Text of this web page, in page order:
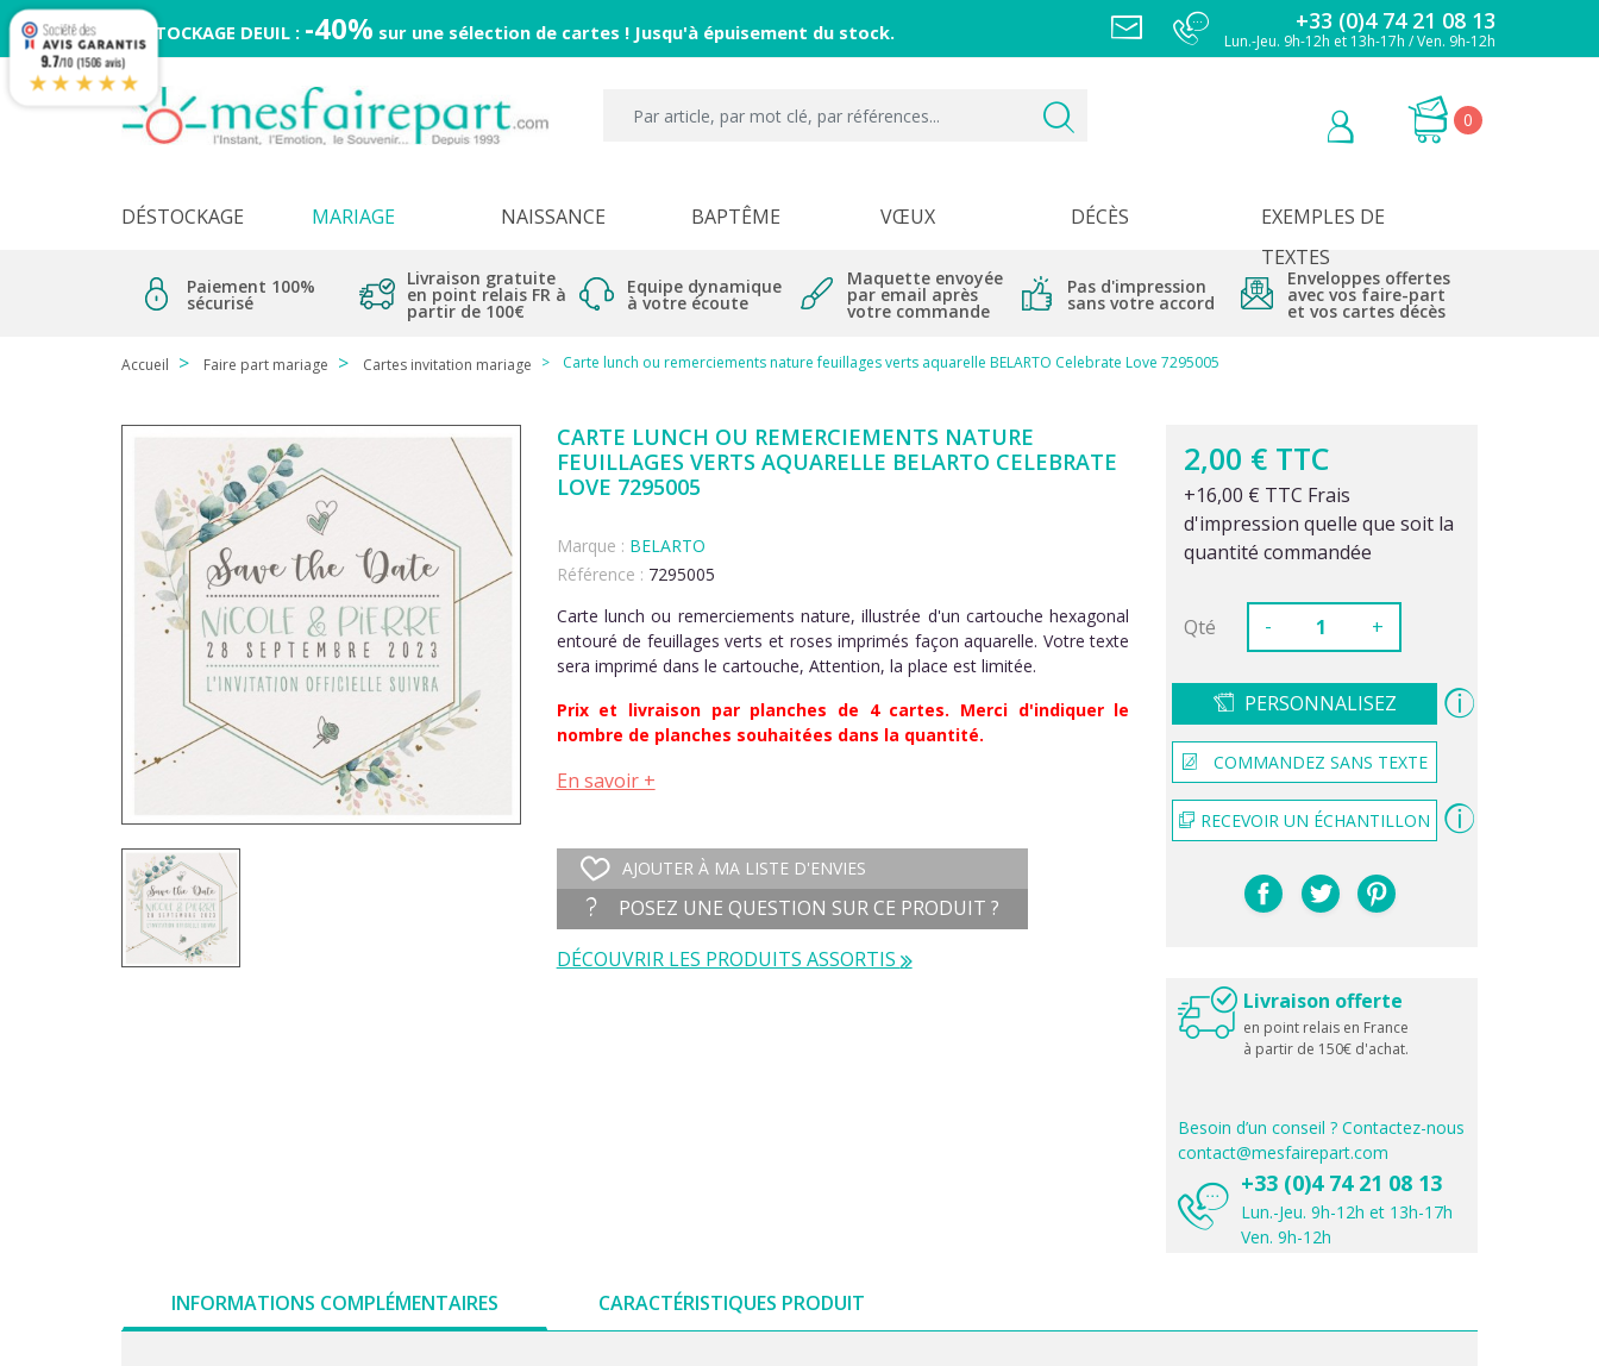
DESTOCKAGE DEUIL : -40% sur une sélection de cartes ! Jusqu'à épuisement du stock. +33 (0)4 74 21 08 13
Lun.-Jeu. 9h-12h et 13h-17h / Ven. 9h-12h
0
DÉSTOCKAGE MARIAGE NAISSANCE BAPTÊME VŒUX DÉCÈS
EXEMPLES DE
TEXTES
Paiement 100%
sécurisé
Livraison gratuite
en point relais FR à
partir de 100€
Equipe dynamique
à votre écoute
Maquette envoyée
par email après
votre commande
Pas d'impression
sans votre accord
Enveloppes offertes
avec vos faire-part
et vos cartes décès
Accueil Faire part mariage Cartes invitation mariage Carte lunch ou remerciements nature feuillages verts aquarelle BELARTO Celebrate Love 7295005
CARTE LUNCH OU REMERCIEMENTS NATURE
FEUILLAGES VERTS AQUARELLE BELARTO CELEBRATE
LOVE 7295005
Marque : BELARTO
Référence : 7295005
Carte lunch ou remerciements nature, illustrée d'un cartouche hexagonal
entouré de feuillages verts et roses imprimés façon aquarelle. Votre texte
sera imprimé dans le cartouche, Attention, la place est limitée.
Prix et livraison par planches de 4 cartes. Merci d'indiquer le
nombre de planches souhaitées dans la quantité.
En savoir +
AJOUTER À MA LISTE D'ENVIES
POSEZ UNE QUESTION SUR CE PRODUIT ?
DÉCOUVRIR LES PRODUITS ASSORTIS
2,00 € TTC
+16,00 € TTC Frais
d'impression quelle que soit la
quantité commandée
Qté - +
PERSONNALISEZ
COMMANDEZ SANS TEXTE
RECEVOIR UN ÉCHANTILLON
Livraison offerte
en point relais en France
à partir de 150€ d'achat.
Besoin d’un conseil ? Contactez-nous
contact@mesfairepart.com
+33 (0)4 74 21 08 13
Lun.-Jeu. 9h-12h et 13h-17h
Ven. 9h-12h
INFORMATIONS COMPLÉMENTAIRES CARACTÉRISTIQUES PRODUIT
9.7/10 (1506 avis)
★★★★★